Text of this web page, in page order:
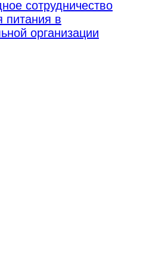
сотрудничество
питания в
организации